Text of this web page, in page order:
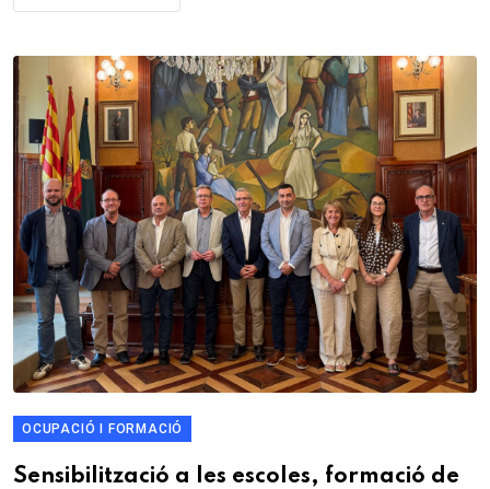
OCUPACIÓ I FORMACIÓ
Sensibilització a les escoles, formació de